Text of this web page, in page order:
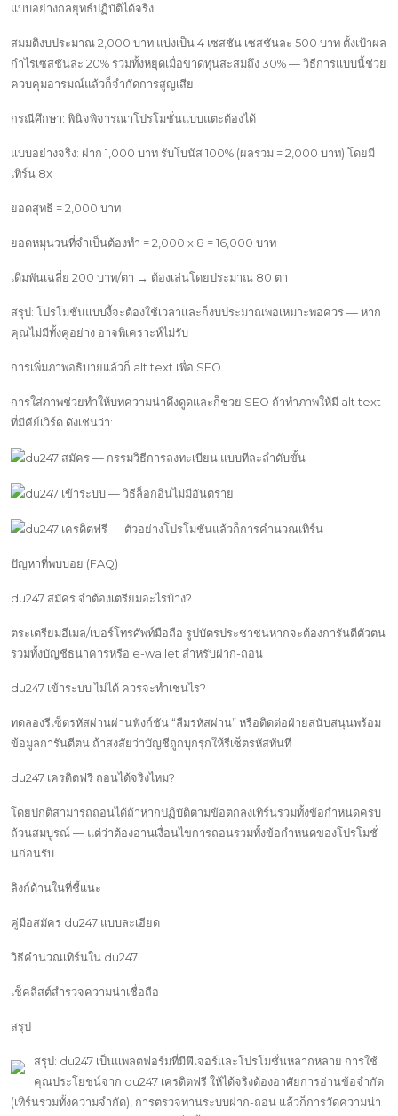
แบบอย่างกลยุทธ์ปฏิบัติได้จริง
สมมติงบประมาณ 2,000 บาท แบ่งเป็น 4 เซสชัน เซสชันละ 500 บาท ตั้งเป้าผล
กำไรเซสชันละ 20% รวมทั้งหยุดเมื่อขาดทุนสะสมถึง 30% — วิธีการแบบนี้ช่วย
ควบคุมอารมณ์แล้วก็จำกัดการสูญเสีย
กรณีศึกษา: พินิจพิจารณาโปรโมชั่นแบบแตะต้องได้
แบบอย่างจริง: ฝาก 1,000 บาท รับโบนัส 100% (ผลรวม = 2,000 บาท) โดยมี
เทิร์น 8x
ยอดสุทธิ = 2,000 บาท
ยอดหมุนวนที่จำเป็นต้องทำ = 2,000 x 8 = 16,000 บาท
เดิมพันเฉลี่ย 200 บาท/ตา → ต้องเล่นโดยประมาณ 80 ตา
สรุป: โปรโมชั่นแบบงี้จะต้องใช้เวลาและก็งบประมาณพอเหมาะพอควร — หาก
คุณไม่มีทั้งคู่อย่าง อาจพิเคราะห์ไม่รับ
การเพิ่มภาพอธิบายแล้วก็ alt text เพื่อ SEO
การใส่ภาพช่วยทำให้บทความน่าดึงดูดและก็ช่วย SEO ถ้าทำภาพให้มี alt text
ที่มีคีย์เวิร์ด ดังเช่นว่า:
ปัญหาที่พบบ่อย (FAQ)
du247 สมัคร จำต้องเตรียมอะไรบ้าง?
ตระเตรียมอีเมล/เบอร์โทรศัพท์มือถือ รูปบัตรประชาชนหากจะต้องการันตีตัวตน
รวมทั้งบัญชีธนาคารหรือ e-wallet สำหรับฝาก-ถอน
du247 เข้าระบบ ไม่ได้ ควรจะทำเช่นไร?
ทดลองรีเซ็ตรหัสผ่านผ่านฟังก์ชัน “ลืมรหัสผ่าน” หรือติดต่อฝ่ายสนับสนุนพร้อม
ข้อมูลการันตีตน ถ้าสงสัยว่าบัญชีถูกบุกรุกให้รีเซ็ตรหัสทันที
du247 เครดิตฟรี ถอนได้จริงไหม?
โดยปกติสามารถถอนได้ถ้าหากปฏิบัติตามข้อตกลงเทิร์นรวมทั้งข้อกำหนดครบ
ถ้วนสมบูรณ์ — แต่ว่าต้องอ่านเงื่อนไขการถอนรวมทั้งข้อกำหนดของโปรโมชั่
นก่อนรับ
ลิงก์ด้านในที่ชี้แนะ
คู่มือสมัคร du247 แบบละเอียด
วิธีคำนวณเทิร์นใน du247
เช็คลิสต์สำรวจความน่าเชื่อถือ
สรุป
สรุป: du247 เป็นแพลตฟอร์มที่มีฟีเจอร์และโปรโมชั่นหลากหลาย การใช้
คุณประโยชน์จาก du247 เครดิตฟรี ให้ได้จริงต้องอาศัยการอ่านข้อจำกัด
(เทิร์นรวมทั้งความจำกัด), การตรวจทานระบบฝาก-ถอน แล้วก็การวัดความน่า